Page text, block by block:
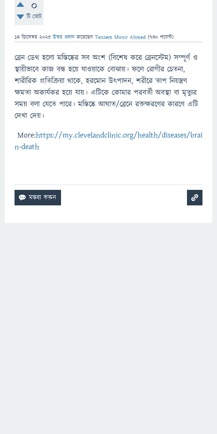
0
টি ভোট
14 ডিসেম্বর 2025 উত্তর প্রদান করেছেন Tanzem Monir Ahmed (730 পয়েন্ট)
ব্রেন ডেথ হলো মস্তিষ্কের সব অংশ (বিশেষ করে ব্রেনস্টেম) সম্পূর্ণ ও
স্থায়ীভাবে কাজ বন্ধ হয়ে যাওয়াকে বোঝায়। ফলে রোগীর চেতনা,
শারীরিক প্রতিক্রিয়া থাকে, হরমোন উৎপাদন, শরীরে তাপ নিয়ন্ত্রণ
ক্ষমতা অকার্যকর হয়ে যায়। এটিকে কোমার পরবর্তী অবস্থা বা মৃত্যুর
সময় বলা যেতে পারে। মস্তিষ্কে আঘাত/ব্রেনে রক্তক্ষরণের কারণে এটি
দেখা দেয়।
More:https://my.clevelandclinic.org/health/diseases/brai
n-death